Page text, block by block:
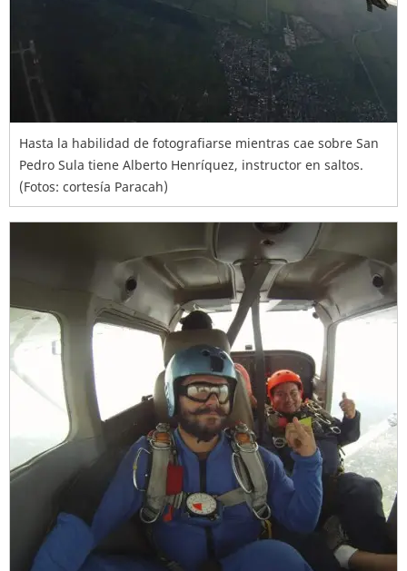
Hasta la habilidad de fotografiarse mientras cae sobre San
Pedro Sula tiene Alberto Henríquez, instructor en saltos.
(Fotos: cortesía Paracah)